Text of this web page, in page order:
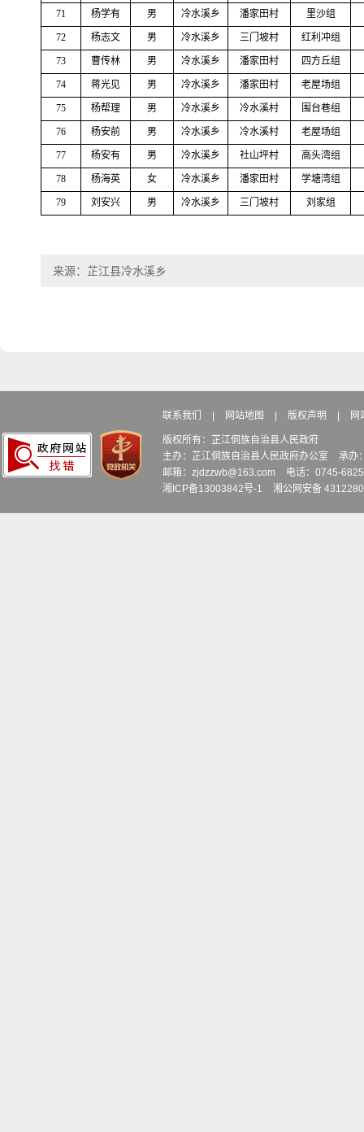
71 杨学有 男 冷水溪乡 潘家田村 里沙组
72 杨志文 男 冷水溪乡 三门坡村 红利冲组
73 曹传林 男 冷水溪乡 潘家田村 四方丘组
74 蒋光见 男 冷水溪乡 潘家田村 老屋场组
75 杨帮理 男 冷水溪乡 冷水溪村 围台巷组
76 杨安前 男 冷水溪乡 冷水溪村 老屋场组
77 杨安有 男 冷水溪乡 社山坪村 高头湾组
78 杨海英 女 冷水溪乡 潘家田村 学塘湾组
79 刘安兴 男 冷水溪乡 三门坡村 刘家组
来源：芷江县冷水溪乡
联系我们 网站地图 版权声明 网
版权所有：芷江侗族自治县人民政府
主办：芷江侗族自治县人民政府办公室
承办
邮箱：zjdzzwb@163.com
电话：0745-
湘ICP备13003842号-1
湘公网安备